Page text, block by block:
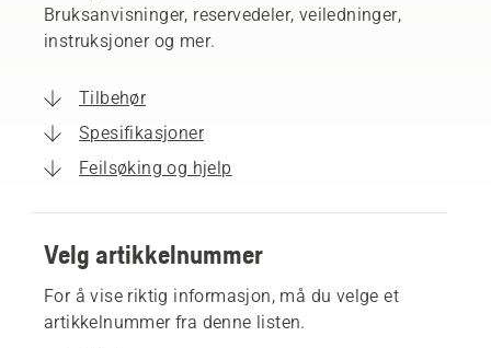
Bruksanvisninger, reservedeler, veiledninger,
instruksjoner og mer.
Tilbehør
Spesifikasjoner
Feilsøking og hjelp
Velg artikkelnummer
For å vise riktig informasjon, må du velge et
artikkelnummer fra denne listen.